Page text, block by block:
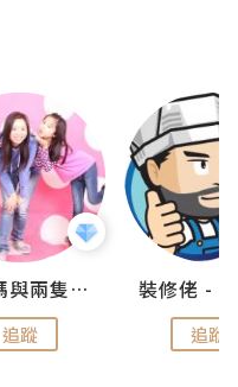
儍媽媽與兩隻小魔怪之家
追蹤 追蹤